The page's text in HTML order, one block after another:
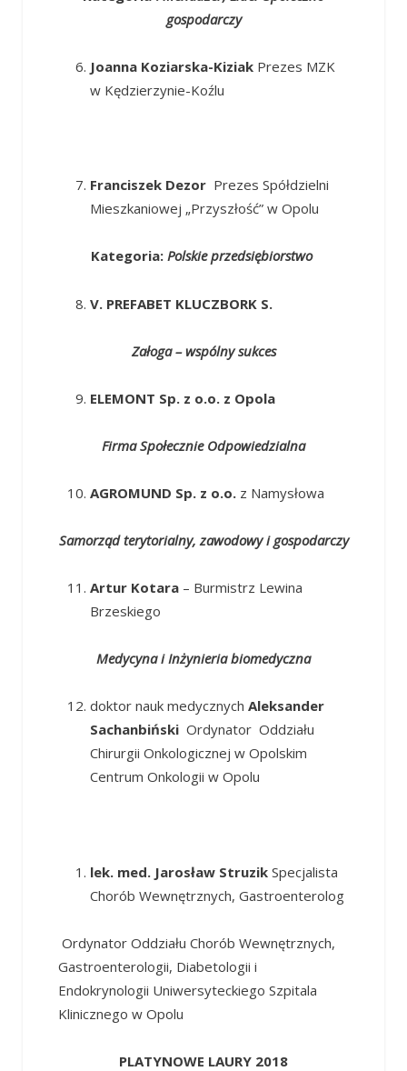
gospodarczy
Joanna Koziarska-Kiziak Prezes MZK
w Kędzierzynie-Koźlu
Franciszek Dezor Prezes Spółdzielni
Mieszkaniowej „Przyszłość” w Opolu
Kategoria: Polskie przedsiębiorstwo
V. PREFABET KLUCZBORK S.
Załoga – wspólny sukces
ELEMONT Sp. z o.o. z Opola
Firma Społecznie Odpowiedzialna
AGROMUND Sp. z o.o. z Namysłowa
Samorząd terytorialny, zawodowy i gospodarczy
Artur Kotara– Burmistrz Lewina
Brzeskiego
Medycyna i Inżynieria biomedyczna
doktor nauk medycznych Aleksander
Sachanbiński Ordynator Oddziału
Chirurgii Onkologicznej w Opolskim
Centrum Onkologii w Opolu
lek. med. Jarosław Struzik Specjalista
Chorób Wewnętrznych, Gastroenterolog
Ordynator Oddziału Chorób Wewnętrznych,
Gastroenterologii, Diabetologii i
Endokrynologii Uniwersyteckiego Szpitala
Klinicznego w Opolu
PLATYNOWE LAURY 2018